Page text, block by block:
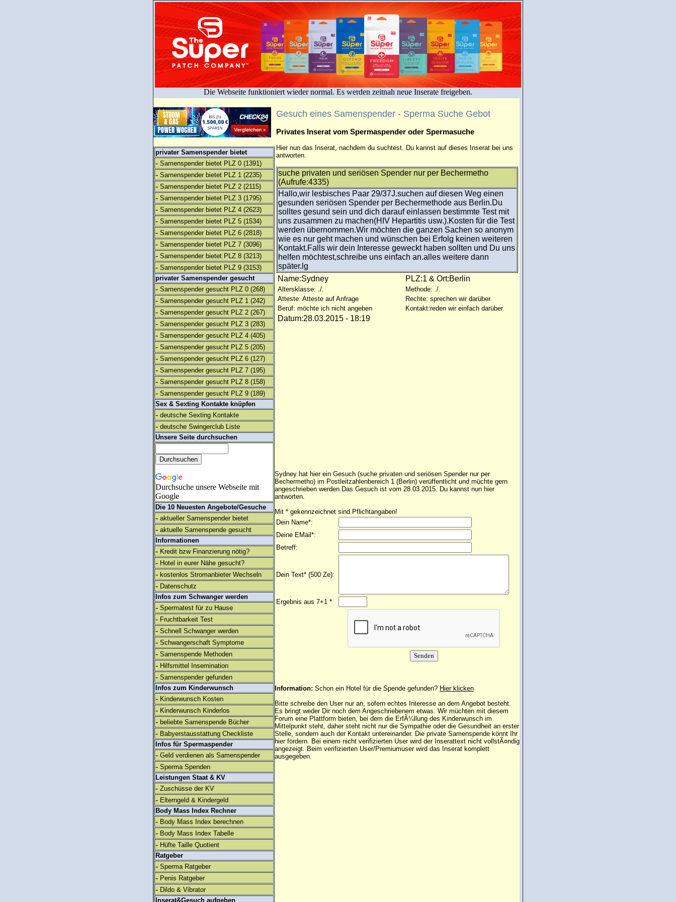
Die Webseite funktioniert wieder normal. Es werden zeitnah neue Inserate freigeben.
privater Samenspender bietet
- Samenspender bietet PLZ 0 (1391)
- Samenspender bietet PLZ 1 (2235)
- Samenspender bietet PLZ 2 (2115)
- Samenspender bietet PLZ 3 (1795)
- Samenspender bietet PLZ 4 (2623)
- Samenspender bietet PLZ 5 (1534)
- Samenspender bietet PLZ 6 (2818)
- Samenspender bietet PLZ 7 (3096)
- Samenspender bietet PLZ 8 (3213)
- Samenspender bietet PLZ 9 (3153)
privater Samenspender gesucht
- Samenspender gesucht PLZ 0 (268)
- Samenspender gesucht PLZ 1 (242)
- Samenspender gesucht PLZ 2 (267)
- Samenspender gesucht PLZ 3 (283)
- Samenspender gesucht PLZ 4 (405)
- Samenspender gesucht PLZ 5 (205)
- Samenspender gesucht PLZ 6 (127)
- Samenspender gesucht PLZ 7 (195)
- Samenspender gesucht PLZ 8 (158)
- Samenspender gesucht PLZ 9 (189)
Sex & Sexting Kontakte knüpfen
- deutsche Sexting Kontakte
- deutsche Swingerclub Liste
Unsere Seite durchsuchen
Durchsuche unsere Webseite mit
Google
Die 10 Neuesten Angebote/Gesuche
- aktueller Samenspender bietet
- aktuelle Samenspende gesucht
Informationen
- Kredit bzw Finanzierung nötig?
- Hotel in eurer Nähe gesucht?
- kostenlos Stromanbieter Wechseln
- Datenschutz
Infos zum Schwanger werden
- Spermatest für zu Hause
- Fruchtbarkeit Test
- Schnell Schwanger werden
- Schwangerschaft Symptome
- Samenspende Methoden
- Hilfsmittel Insemination
- Samenspender gefunden
Infos zum Kinderwunsch
- Kinderwunsch Kosten
- Kinderwunsch Kinderlos
- beliebte Samenspende Bücher
- Babyerstausstattung Checkliste
Infos für Spermaspender
- Geld verdienen als Samenspender
- Sperma Spenden
Leistungen Staat & KV
- Zuschüsse der KV
- Elterngeld & Kindergeld
Body Mass Index Rechner
- Body Mass Index berechnen
- Body Mass Index Tabelle
- Hüfte Taille Quotient
Ratgeber
- Sperma Ratgeber
- Penis Ratgeber
- Dildo & Vibrator
Inserat&Gesuch aufgeben
Gesuch eines Samenspender - Sperma Suche Gebot
Privates Inserat vom Spermaspender oder Spermasuche
Hier nun das Inserat, nachdem du suchtest. Du kannst auf dieses Inserat bei uns
antworten.
suche privaten und seriösen Spender nur per Bechermetho
(Aufrufe:4335)
Hallo,wir lesbisches Paar 29/37J.suchen auf diesen Weg einen
gesunden seriösen Spender per Bechermethode aus Berlin.Du
solltes gesund sein und dich darauf einlassen bestimmte Test mit
uns zusammen zu machen(HIV Hepartitis usw.).Kosten für die Test
werden übernommen.Wir möchten die ganzen Sachen so anonym
wie es nur geht machen und wünschen bei Erfolg keinen weiteren
Kontakt.Falls wir dein Interesse geweckt haben sollten und Du uns
helfen möchtest,schreibe uns einfach an.alles weitere dann
später.lg
Name:Sydney
PLZ:1 & Ort:Berlin
Altersklasse: ./.
Methode: ./.
Atteste: Atteste auf Anfrage
Rechte: sprechen wir darüber
Beruf: möchte ich nicht angeben
Kontakt:reden wir einfach darüber
Datum:28.03.2015 - 18:19
Sydney hat hier ein Gesuch (suche privaten und seriösen Spender nur per
Bechermetho) im Postleitzahlenbereich 1 (Berlin) verüffentlicht und müchte gern
angeschrieben werden.Das Gesuch ist vom 28.03.2015. Du kannst nun hier
antworten.
Mit * gekennzeichnet sind Pflichtangaben!
Dein Name*:
Deine EMail*:
Betreff:
Dein Text* (500 Ze):
Ergebnis aus 7+1 *
Information: Schon ein Hotel für die Spende gefunden? Hier klicken
Bitte schreibe den User nur an, sofern echtes Interesse an dem Angebot besteht.
Es bringt weder Dir noch dem Angeschriebenem etwas. Wir müchten mit diesem
Forum eine Plattform bieten, bei dem die ErfÃ¼llung des Kinderwunsch im
Mittelpunkt steht, daher steht nicht nur die Sympathie oder die Gesundheit an erster
Stelle, sondern auch der Kontakt untereinander. Die private Samenspende könnt Ihr
hier fördern. Bei einem nicht verifizierten User wird der Inserattext nicht vollstÃ¤ndig
angezeigt. Beim verifizierten User/Premiumuserwird das Inserat komplett
ausgegeben.